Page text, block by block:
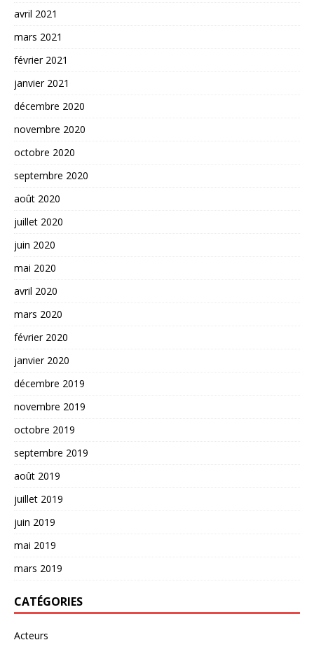
avril 2021
mars 2021
février 2021
janvier 2021
décembre 2020
novembre 2020
octobre 2020
septembre 2020
août 2020
juillet 2020
juin 2020
mai 2020
avril 2020
mars 2020
février 2020
janvier 2020
décembre 2019
novembre 2019
octobre 2019
septembre 2019
août 2019
juillet 2019
juin 2019
mai 2019
mars 2019
CATÉGORIES
Acteurs